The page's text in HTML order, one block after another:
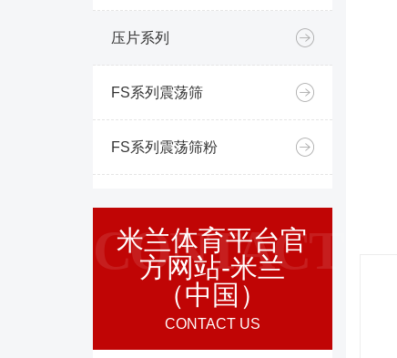
压片系列
FS系列震荡筛
FS系列震荡筛粉
米兰体育平台官
方网站-米兰
（中国）
CONTACT US
CONTACT